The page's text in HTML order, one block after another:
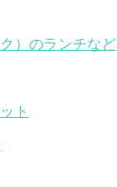
）のランチなど
ト